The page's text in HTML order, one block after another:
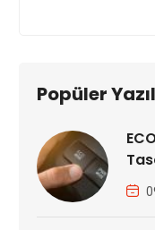
Popüler